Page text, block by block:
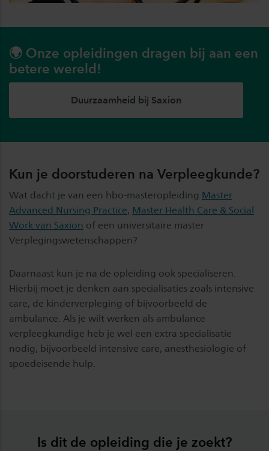
🌍 Onze opleidingen dragen bij aan een
betere wereld!
Duurzaamheid bij Saxion
Kun je doorstuderen na Verpleegkunde?
Wat dacht je van een hbo-masteropleiding Master
Advanced Nursing Practice, Master Health Care & Social
Work van Saxion of een universitaire master
Verplegingswetenschappen?
Daarnaast kun je na de opleiding ook specialiseren.
Hierbij moet je denken aan specialisaties zoals intensive
care, de kinderverpleging of bijvoorbeeld de
ambulance. Als je wilt werken als ambulance
verpleegkundige heb je wel een extra specialisatie
nodig, bijvoorbeeld intensive care, anesthesiologie of
spoedeisende hulp.
Is dit de opleiding die je zoekt?